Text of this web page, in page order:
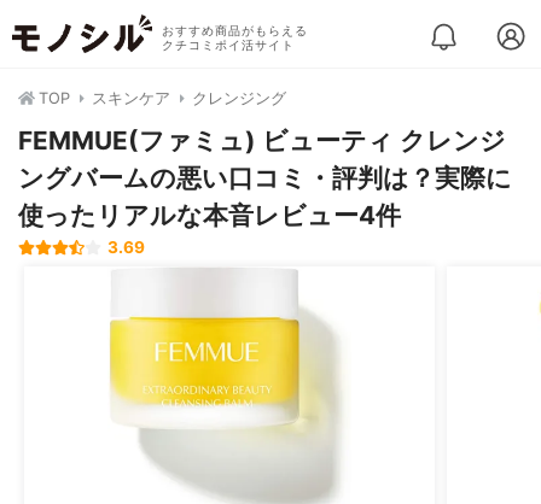
おすすめ商品がもらえる
クチコミポイ活サイト
TOP スキンケア クレンジング
FEMMUE(ファミュ) ビューティ クレンジ
ングバームの悪い口コミ・評判は？実際に
使ったリアルな本音レビュー4件
3.69